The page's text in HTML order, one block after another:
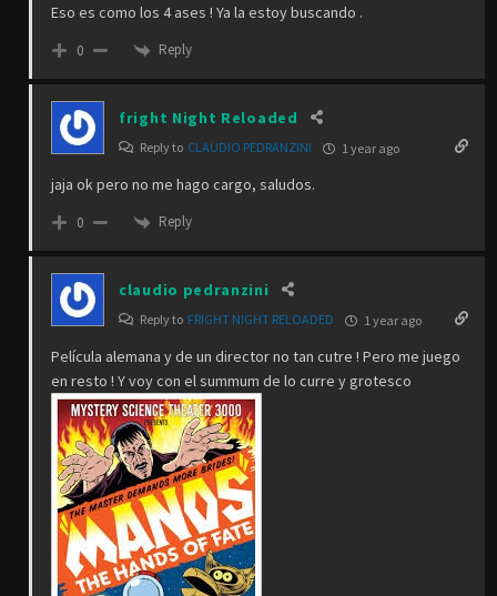
Eso es como los 4 ases ! Ya la estoy buscando .
0 Reply
fright Night Reloaded
Reply to CLAUDIO PEDRANZINI 1 year ago
jaja ok pero no me hago cargo, saludos.
0 Reply
claudio pedranzini
Reply to FRIGHT NIGHT RELOADED 1 year ago
Película alemana y de un director no tan cutre ! Pero me juego
en resto ! Y voy con el summum de lo curre y grotesco